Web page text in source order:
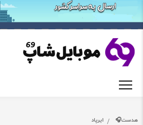
هدست🎧 ایرپاد